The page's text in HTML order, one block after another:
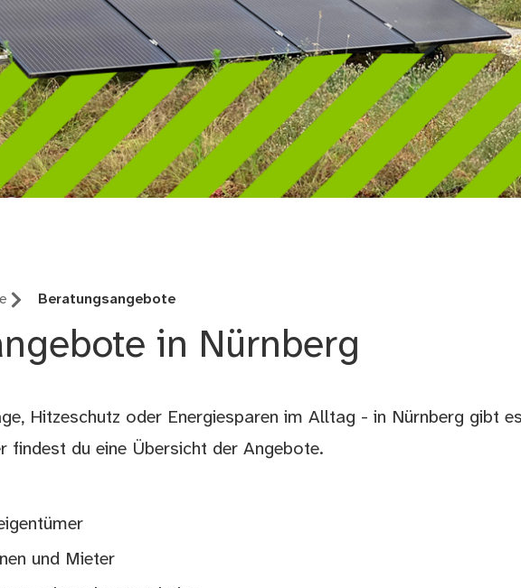
Beratungsangebote
in Nürnberg
Hitzeschutz oder Energiesparen im Alltag - in Nürnberg gibt
findest du eine Übersicht der Angebote.
und Mieter